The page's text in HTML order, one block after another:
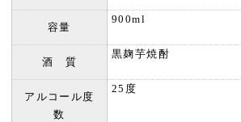
容量
900ml
酒 質
黒麹芋焼酎
アルコール度
数
25度